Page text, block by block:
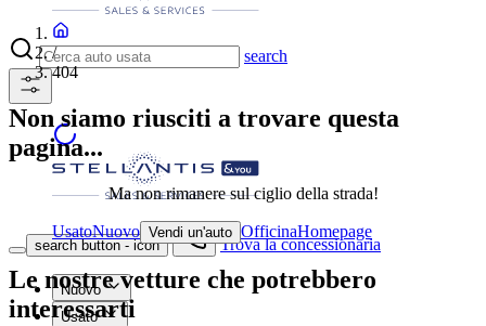
search
search button - icon Trova la concessionaria
Nuovo
Usato
/
404
Non siamo riusciti a trovare questa
pagina...
Ma non rimanere sul ciglio della strada!
UsatoNuovo Vendi un'auto OfficinaHomepage
Le nostre vetture che potrebbero
interessarti